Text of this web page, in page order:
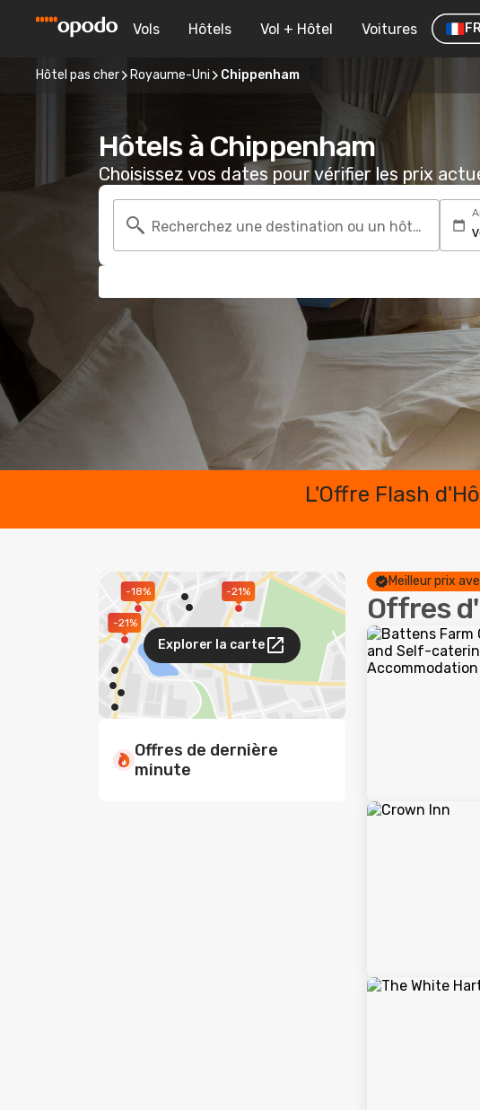
Vols Hôtels Vol + Hôtel Voitures FR
Hôtel pas cher Royaume-Uni Chippenham
Hôtels à Chippenham
Choisissez vos dates pour vérifier les prix
Recherchez une destination ou un hôtel
L'Offre Flash
-21%
-21%
-18%
Explorer la carte
Offres de dernière
minute
Meilleur prix
Offres